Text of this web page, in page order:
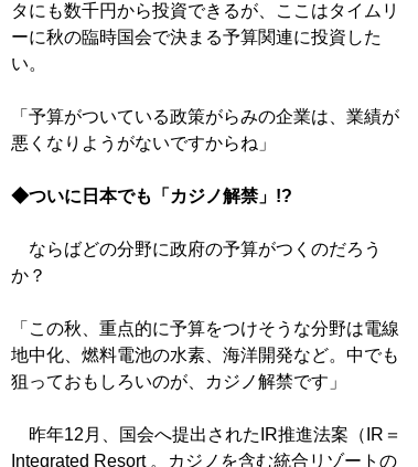
タにも数千円から投資できるが、ここはタイムリ
ーに秋の臨時国会で決まる予算関連に投資した
い。
「予算がついている政策がらみの企業は、業績が
悪くなりようがないですからね」
◆ついに日本でも「カジノ解禁」!?
ならばどの分野に政府の予算がつくのだろう
か？
「この秋、重点的に予算をつけそうな分野は電線
地中化、燃料電池の水素、海洋開発など。中でも
狙っておもしろいのが、カジノ解禁です」
昨年12月、国会へ提出されたIR推進法案（IR＝
Integrated Resort 。カジノを含む統合リゾートの